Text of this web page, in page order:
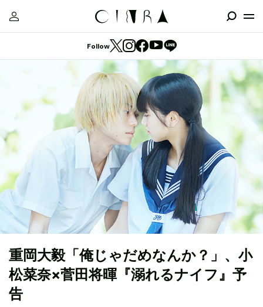
Follow
重岡大毅「俺じゃだめなんか？」、小
松菜奈×菅田将暉『溺れるナイフ』予
告